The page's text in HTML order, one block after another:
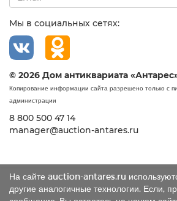
На сайте auction-antares.ru
другие аналогичные технологии. Если,
Мы в социальных сетях:
© 2026 Дом антиквариата
Копирование информации сайта разрешено только с
администрации
8 800 500 47 14
manager@auction-antares.ru